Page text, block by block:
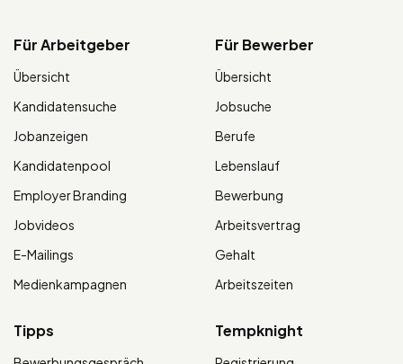
Für Arbeitgeber
Übersicht
Kandidatensuche
Jobanzeigen
Kandidatenpool
Employer Branding
Jobvideos
E-Mailings
Medienkampagnen
Für Bewerber
Übersicht
Jobsuche
Berufe
Lebenslauf
Bewerbung
Arbeitsvertrag
Gehalt
Arbeitszeiten
Tipps Tempknight